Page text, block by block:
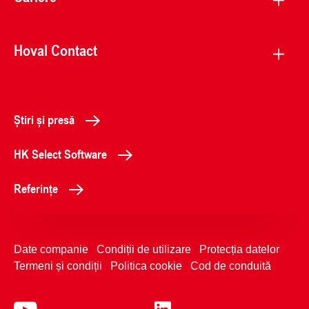
Hoval Contact
Știri și presă
HK Select Software
Referințe
Date companie Condiții de utilizare
Protecția datelor
Termeni și condiții
Politica cookie Cod de conduită